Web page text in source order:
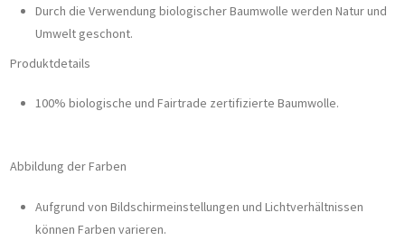
Durch die Verwendung biologischer Baumwolle werden Natur und
Umwelt geschont.
Produktdetails
100% biologische und Fairtrade zertifizierte Baumwolle.
Abbildung der Farben
Aufgrund von Bildschirmeinstellungen und Lichtverhältnissen
können Farben varieren.